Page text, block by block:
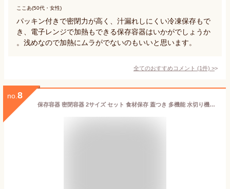
ここあ(50代・女性)
パッキン付きで密閉力が高く、汁漏れしにくい冷凍保存もで
き、電子レンジで加熱もできる保存容器はいかがでしょうか
。浅めなので加熱にムラがでないのもいいと思います。
全てのおすすめコメント (1件) >
no. 8
保存容器 密閉容器 2サイズ セット 食材保存 蓋つき 多機能 水切り機能 液漏れ防止 タッパー